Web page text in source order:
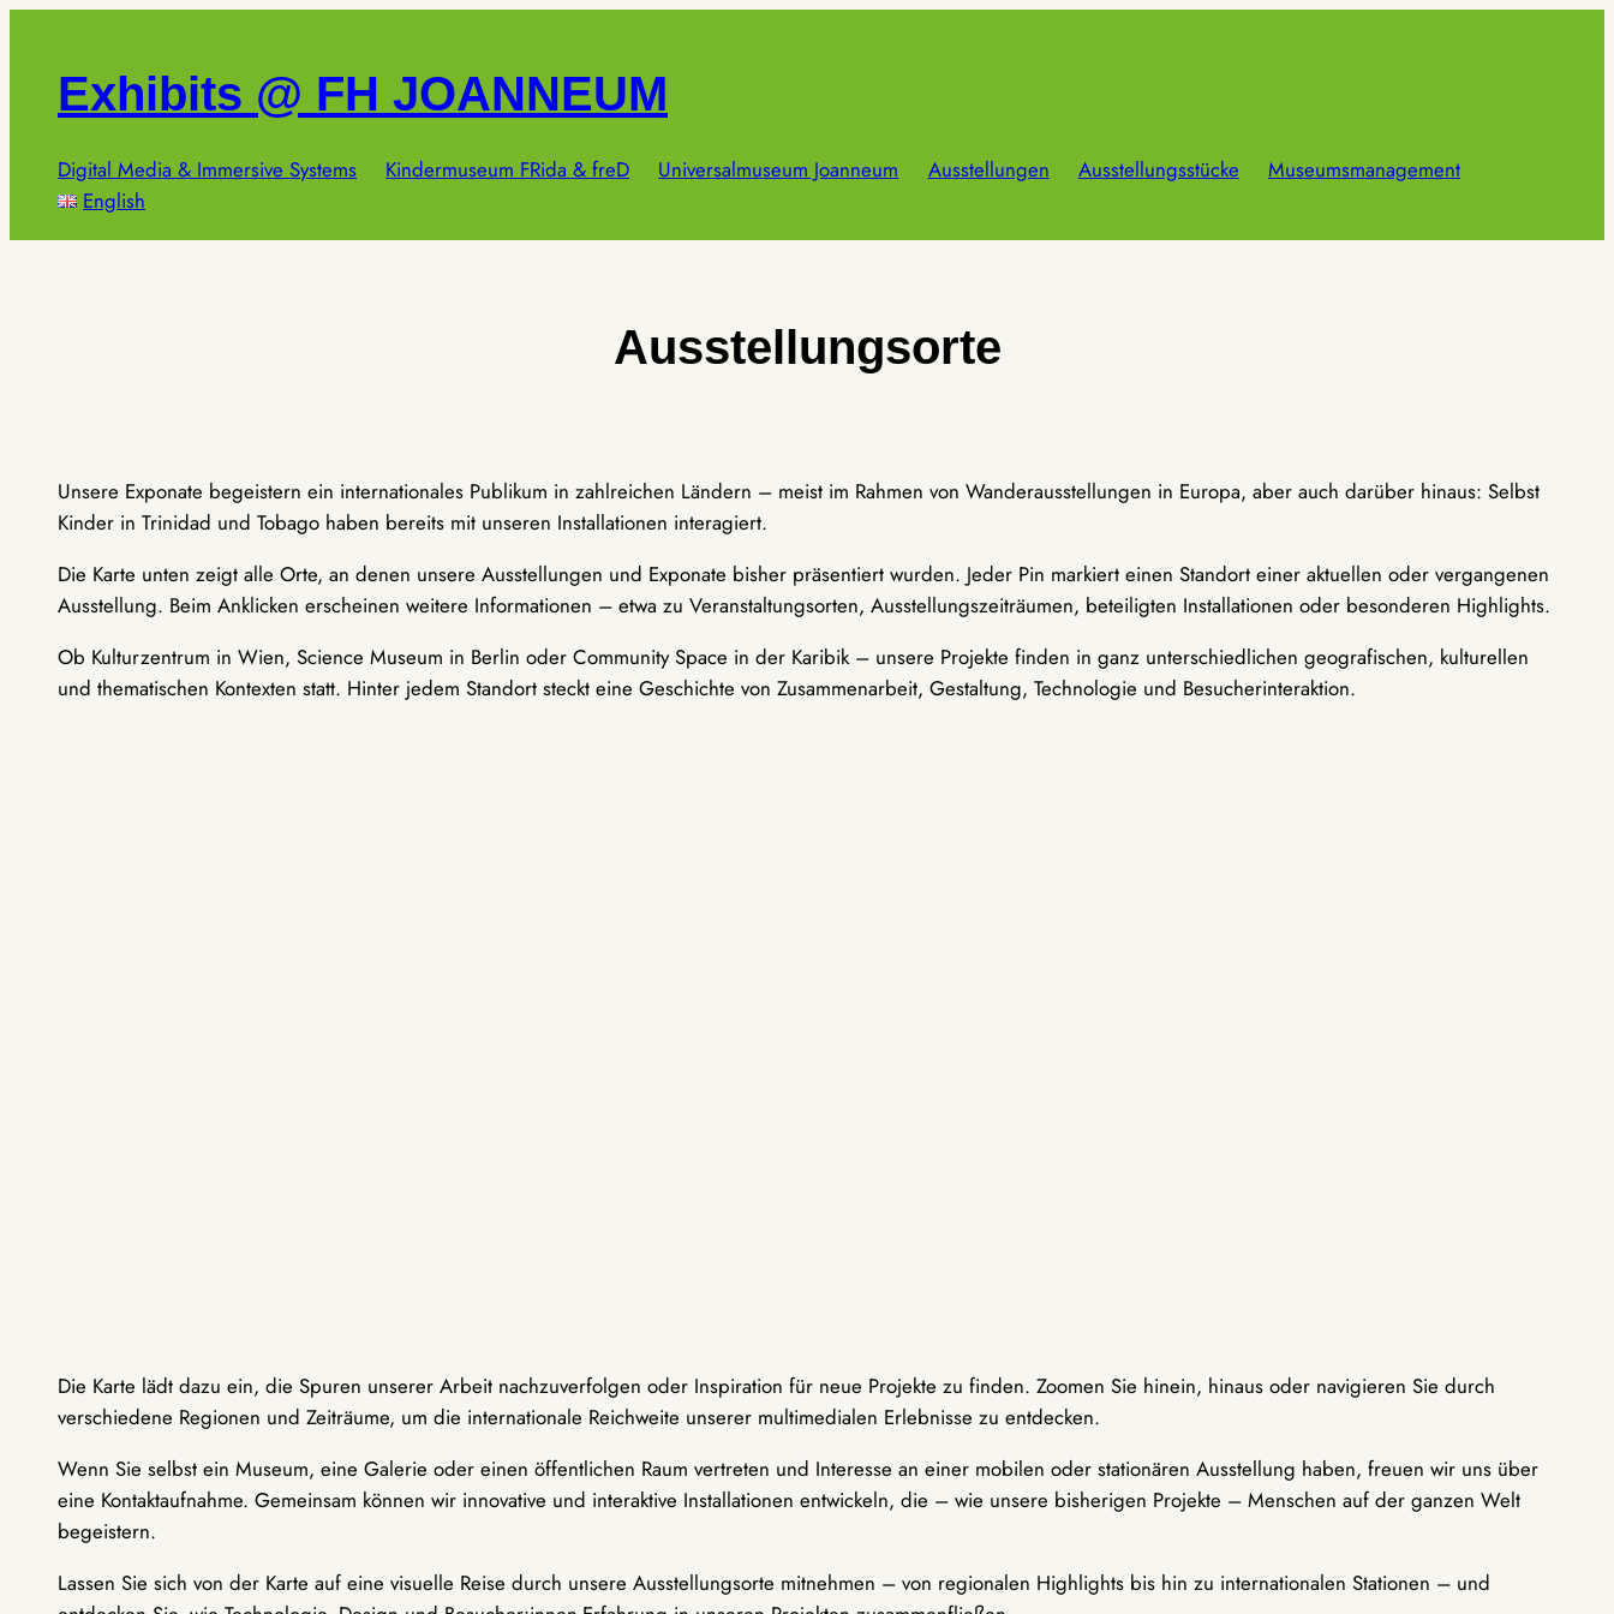
springenExhibits @ FH JOANNEUM
Digital Media & Immersive Systems Kindermuseum FRida & freD Universalmuseum Joanneum Ausstellungen Ausstellungsstücke
Museumsmanagement
English
Ausstellungsorte
Unsere Exponate begeistern ein internationales Publikum in zahlreichen Ländern – meist im Rahmen von Wanderausstellungen in Europa, aber auch darüber hinaus: Selbst
Kinder in Trinidad und Tobago haben bereits mit unseren Installationen interagiert.
Die Karte unten zeigt alle Orte, an denen unsere Ausstellungen und Exponate bisher präsentiert wurden. Jeder Pin markiert einen Standort einer aktuellen oder vergangenen
Ausstellung. Beim Anklicken erscheinen weitere Informationen – etwa zu Veranstaltungsorten, Ausstellungszeiträumen, beteiligten Installationen oder besonderen Highlights.
Ob Kulturzentrum in Wien, Science Museum in Berlin oder Community Space in der Karibik – unsere Projekte finden in ganz unterschiedlichen geografischen, kulturellen
und thematischen Kontexten statt. Hinter jedem Standort steckt eine Geschichte von Zusammenarbeit, Gestaltung, Technologie und Besucherinteraktion.
Die Karte lädt dazu ein, die Spuren unserer Arbeit nachzuverfolgen oder Inspiration für neue Projekte zu finden. Zoomen Sie hinein, hinaus oder navigieren Sie durch
verschiedene Regionen und Zeiträume, um die internationale Reichweite unserer multimedialen Erlebnisse zu entdecken.
Wenn Sie selbst ein Museum, eine Galerie oder einen öffentlichen Raum vertreten und Interesse an einer mobilen oder stationären Ausstellung haben, freuen wir uns über
eine Kontaktaufnahme. Gemeinsam können wir innovative und interaktive Installationen entwickeln, die – wie unsere bisherigen Projekte – Menschen auf der ganzen Welt
begeistern.
Lassen Sie sich von der Karte auf eine visuelle Reise durch unsere Ausstellungsorte mitnehmen – von regionalen Highlights bis hin zu internationalen Stationen – und